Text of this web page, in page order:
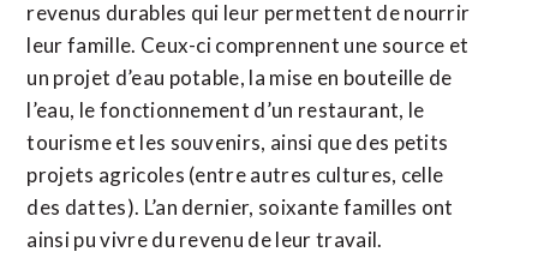
revenus durables qui leur permettent de nourrir
leur famille. Ceux-ci comprennent une source et
un projet d’eau potable, la mise en bouteille de
l’eau, le fonctionnement d’un restaurant, le
tourisme et les souvenirs, ainsi que des petits
projets agricoles (entre autres cultures, celle
des dattes). L’an dernier, soixante familles ont
ainsi pu vivre du revenu de leur travail.